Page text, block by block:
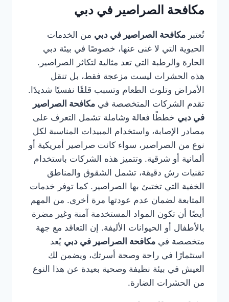
مكافحة الصراصير في دبي
تُعتبر مكافحة الصراصير في دبي من الخدمات
الحيوية التي لا غنى عنها، خصوصًا في بيئة دبي
الحارة والرطبة التي تعد مثالية لتكاثر الصراصير.
هذه الحشرات ليست مزعجة فقط، بل تنقل
الأمراض وتلوث الطعام وتسبب قلقًا نفسيًا شديدًا.
تقدم الشركات المتخصصة في مكافحة الصراصير
في دبي خططًا فعالة وشاملة تشمل التعرف على
مصادر الإصابة، واستخدام المبيدات المناسبة لكل
نوع من الصراصير، سواء كانت صراصير أمريكية أو
ألمانية أو شرقية. وتتميز هذه الشركات باستخدام
تقنيات رش دقيقة، تشمل الشقوق والمناطق
الخفية التي تختبئ بها الصراصير. كما توفر خدمات
المتابعة لضمان عدم عودتها مرة أخرى. من المهم
أيضًا أن تكون المواد المستخدمة آمنة وغير مضرة
بالأطفال أو الحيوانات الأليفة. إن التعاقد مع جهة
متخصصة في مكافحة الصراصير في دبي يُعد
استثمارًا في راحة وصحة أسرتك، ويضمن لك
العيش في بيئة نظيفة وصحية بعيدة عن هذا النوع
من الحشرات الضارة.